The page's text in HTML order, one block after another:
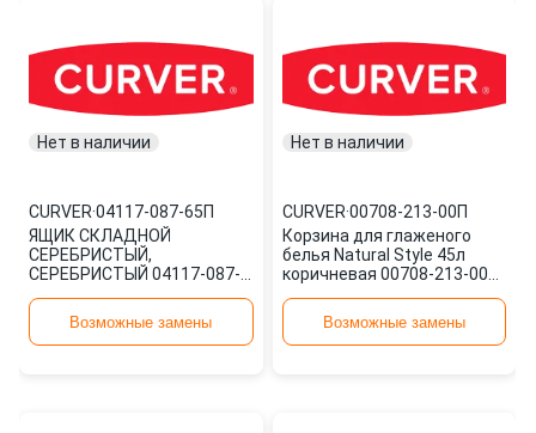
Нет в наличии
CURVER·04117-087-65П
ЯЩИК СКЛАДНОЙ
СЕРЕБРИСТЫЙ,
СЕРЕБРИСТЫЙ 04117-087-
Возможные замены
Нет в наличии
CURVER·00708-213-00П
Корзина для глаженого
белья Natural Style 45л
коричневая 00708-213-00П
Возможные замены